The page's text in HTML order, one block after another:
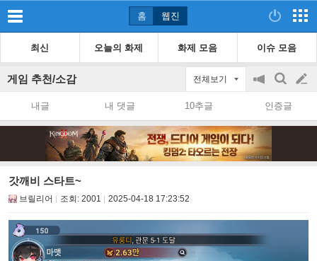
홈 웹진
최신 오늘의 화제 화제 모음 이슈 모음
게임 추천/소감 전체보기
공
on/off
검
색
글
쓰
내글 내 댓글 10추글 인증글
갓깨비 스타트~
브릴리어 조회: 2001 2025-04-18 17:23:52